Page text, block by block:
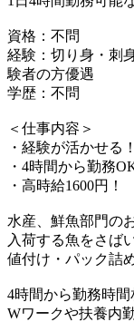
資格：不問
経験：切り身・刺
験者の方優遇
学歴：不問
＜仕事内容＞
・経験が活かせる！
・4時間から勤務
・高時給1600円！
水産、鮮魚部門の
入荷する魚をさば
値付け・パック詰
4時間から勤務時
Wワークや扶養内